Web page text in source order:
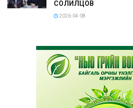
СОЛИЛЦОВ
2026-04-08